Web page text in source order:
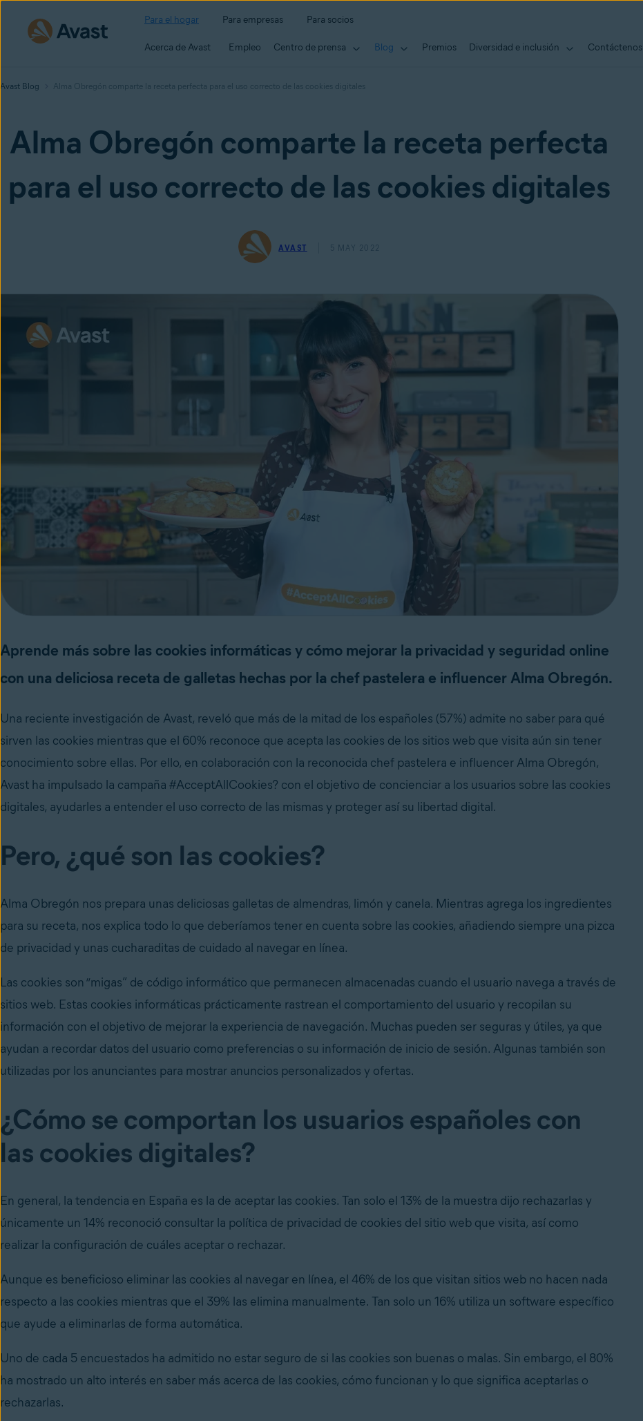
Para el hogar Para empresas Para socios
Acerca de Avast Empleo Centro de prensa Blog Premios Diversidad e inclusión Contáctenos
Avast Blog Alma Obregón comparte la receta perfecta para el uso correcto de las cookies digitales
Alma Obregón comparte la receta perfecta
para el uso correcto de las cookies digitales
AVAST 5 MAY 2022
Aprende más sobre las cookies informáticas y cómo mejorar la privacidad y seguridad online
con una deliciosa receta de galletas hechas por la chef pastelera e influencer Alma Obregón.
Una reciente investigación de Avast, reveló que más de la mitad de los españoles (57%) admite no saber para qué
sirven las cookies mientras que el 60% reconoce que acepta las cookies de los sitios web que visita aún sin tener
conocimiento sobre ellas. Por ello, en colaboración con la reconocida chef pastelera e influencer Alma Obregón,
Avast ha impulsado la campaña #AcceptAllCookies? con el objetivo de concienciar a los usuarios sobre las cookies
digitales, ayudarles a entender el uso correcto de las mismas y proteger así su libertad digital.
Pero, ¿qué son las cookies?
Alma Obregón nos prepara unas deliciosas galletas de almendras, limón y canela. Mientras agrega los ingredientes
para su receta, nos explica todo lo que deberíamos tener en cuenta sobre las cookies, añadiendo siempre una pizca
de privacidad y unas cucharaditas de cuidado al navegar en línea.
Las cookies son “migas” de código informático que permanecen almacenadas cuando el usuario navega a través de
sitios web. Estas cookies informáticas prácticamente rastrean el comportamiento del usuario y recopilan su
información con el objetivo de mejorar la experiencia de navegación. Muchas pueden ser seguras y útiles, ya que
ayudan a recordar datos del usuario como preferencias o su información de inicio de sesión. Algunas también son
utilizadas por los anunciantes para mostrar anuncios personalizados y ofertas.
¿Cómo se comportan los usuarios españoles con
las cookies digitales?
En general, la tendencia en España es la de aceptar las cookies. Tan solo el 13% de la muestra dijo rechazarlas y
únicamente un 14% reconoció consultar la política de privacidad de cookies del sitio web que visita, así como
realizar la configuración de cuáles aceptar o rechazar.
Aunque es beneficioso eliminar las cookies al navegar en línea, el 46% de los que visitan sitios web no hacen nada
respecto a las cookies mientras que el 39% las elimina manualmente. Tan solo un 16% utiliza un software específico
que ayude a eliminarlas de forma automática.
Uno de cada 5 encuestados ha admitido no estar seguro de si las cookies son buenas o malas. Sin embargo, el 80%
ha mostrado un alto interés en saber más acerca de las cookies, cómo funcionan y lo que significa aceptarlas o
rechazarlas.